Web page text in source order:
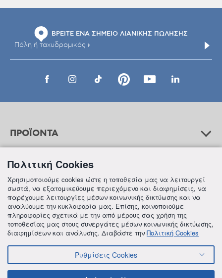
ΒΡΕΙΤΕ ΕΝΑ ΣΗΜΕΙΟ ΛΙΑΝΙΚΗΣ ΠΩΛΗΣΗΣ
ΠΡΟΪΟΝΤΑ
ΒΟΗΘΕΙΑ
ΠΛΗΡΟΦΟΡΙΕΣ
© 2018 FREZYDERM A.B.Ε.E. ALL RIGHTS RESERVED
Πολιτική Cookies
Χρησιμοποιούμε cookies ώστε η τοποθεσία μας να λειτουργεί
σωστά, να εξατομικεύουμε περιεχόμενο και διαφημίσεις, να
παρέχουμε λειτουργίες μέσων κοινωνικής δικτύωσης και να
αναλύουμε την κυκλοφορία μας. Επίσης, κοινοποιούμε
πληροφορίες σχετικά με την από μέρους σας χρήση της
τοποθεσίας μας στους συνεργάτες μέσων κοινωνικής δικτύωσης,
διαφημίσεων και ανάλυσης. Διαβάστε την Πολιτική Cookies
Ρυθμίσεις Cookies